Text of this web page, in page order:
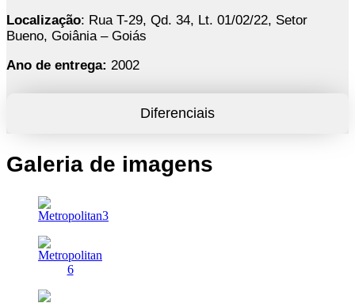
Diferenciais
Localização: Rua T-29, Qd. 34, Lt. 01/02/22, Setor
Bueno, Goiânia – Goiás
Ano de entrega: 2002
Galeria de imagens